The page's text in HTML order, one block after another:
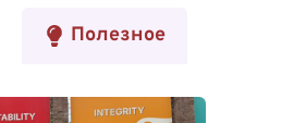
Полезное